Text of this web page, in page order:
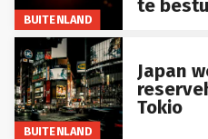
BUITENLAND
BUITENLAND
Japan
Tokio